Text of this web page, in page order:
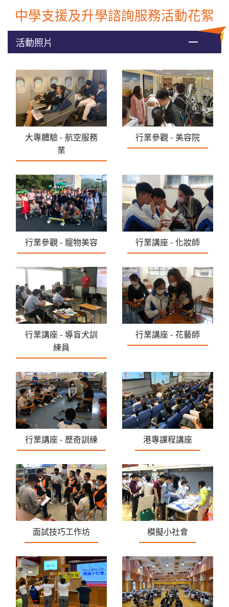
中學支援及升學諮詢服務活動花絮
活動照片
大專體驗 - 航空服務
業
行業參觀 - 美容院
行業參觀 - 寵物美容 行業講座 - 化妝師
行業講座 - 導盲犬訓
練員
行業講座 - 花藝師
行業講座 - 歷奇訓練 港專課程講座
面試技巧工作坊 模擬小社會